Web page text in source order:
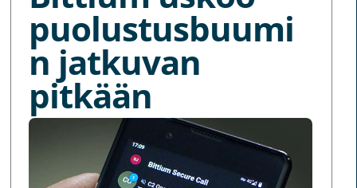
puolustusbuumi
n jatkuvan
pitkään